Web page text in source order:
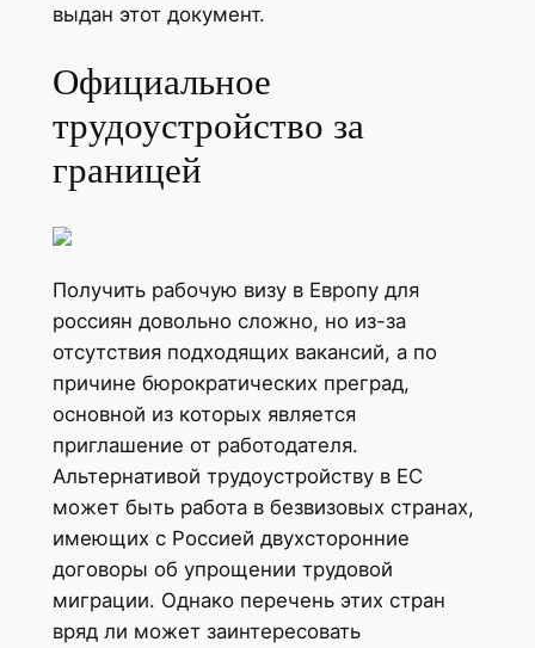
выдан этот документ.
Официальное
трудоустройство за
границей
Получить рабочую визу в Европу для
россиян довольно сложно, но из-за
отсутствия подходящих вакансий, а по
причине бюрократических преград,
основной из которых является
приглашение от работодателя.
Альтернативой трудоустройству в ЕС
может быть работа в безвизовых странах,
имеющих с Россией двухсторонние
договоры об упрощении трудовой
миграции. Однако перечень этих стран
вряд ли может заинтересовать